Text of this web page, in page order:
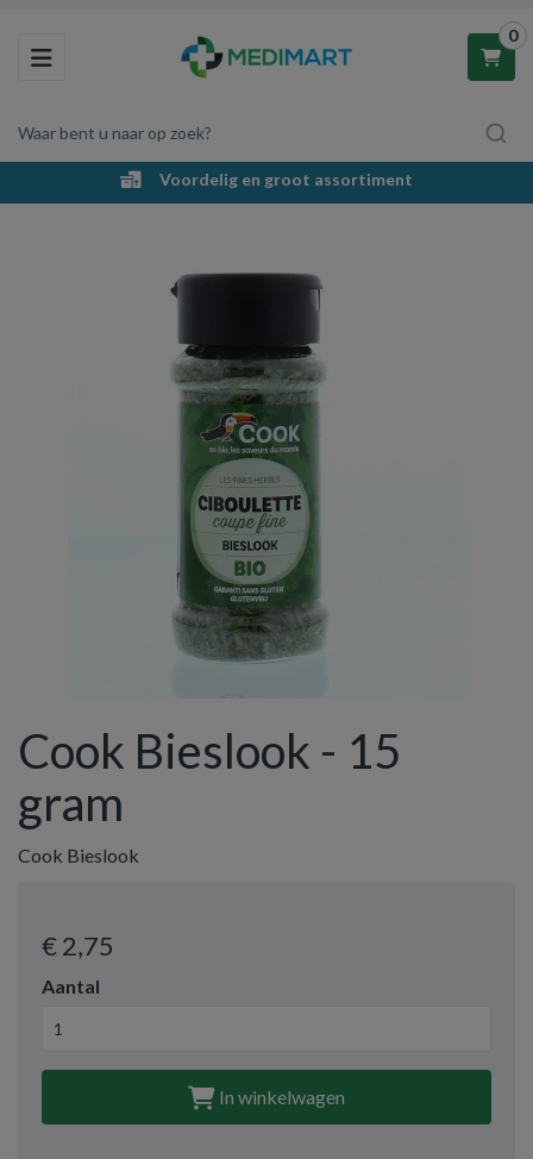
Toggle navigation
Waar bent u naar op zoek?
0
Winkelwagen
Uw winkelwagen is leeg.
Voordelig en groot assortiment
Cook Bieslook - 15
gram
Cook Bieslook
€ 2,75
Aantal
In winkelwagen